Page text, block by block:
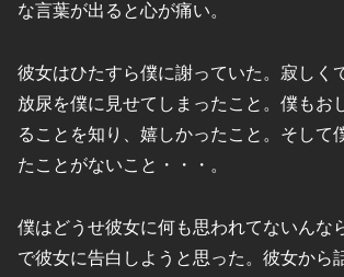
な言葉が出ると心が痛い。
彼女はひたすら僕に謝っていた。寂しく
放尿を僕に見せてしまったこと。僕もお
ることを知り、嬉しかったこと。そして
たことがないこと・・・。
僕はどうせ彼女に何も思われてないんな
で彼女に告白しようと思った。彼女から